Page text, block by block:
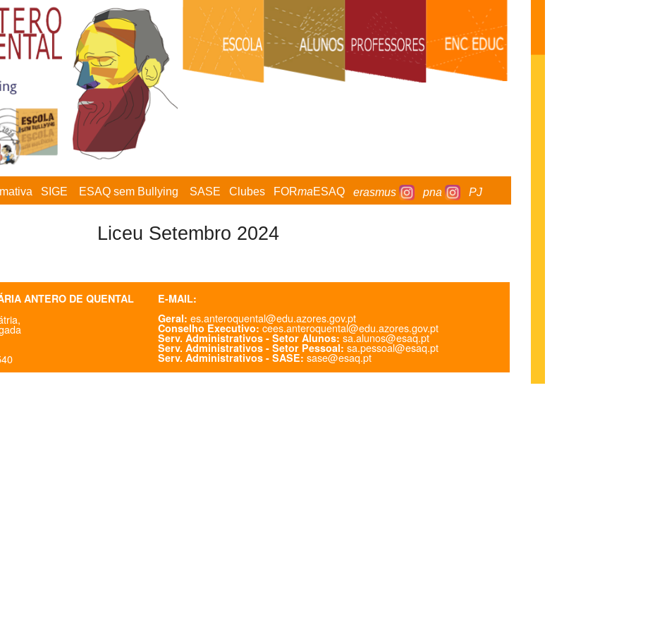
SIGE ESAQ sem Bullying SASE Clubes FORmaESAQ erasmus pna PJ
Liceu Setembro 2024
ANTERO DE QUENTAL
E-MAIL:
Geral: es.anteroquental@edu.azores.gov.pt
Conselho Executivo: cees.anteroquental@edu.azores.gov.pt
Serv. Administrativos - Setor Alunos: sa.alunos@esaq.pt
Serv. Administrativos - Setor Pessoal: sa.pessoal@esaq.pt
Serv. Administrativos - SASE: sase@esaq.pt